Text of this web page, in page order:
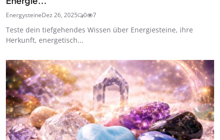
EnergysteineDez 26, 2025 0 7
Teste dein tiefgehendes Wissen über Energiesteine, ihre
Herkunft, energetisch...